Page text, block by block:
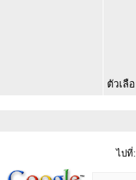
ตัวเลื
ไปที่: